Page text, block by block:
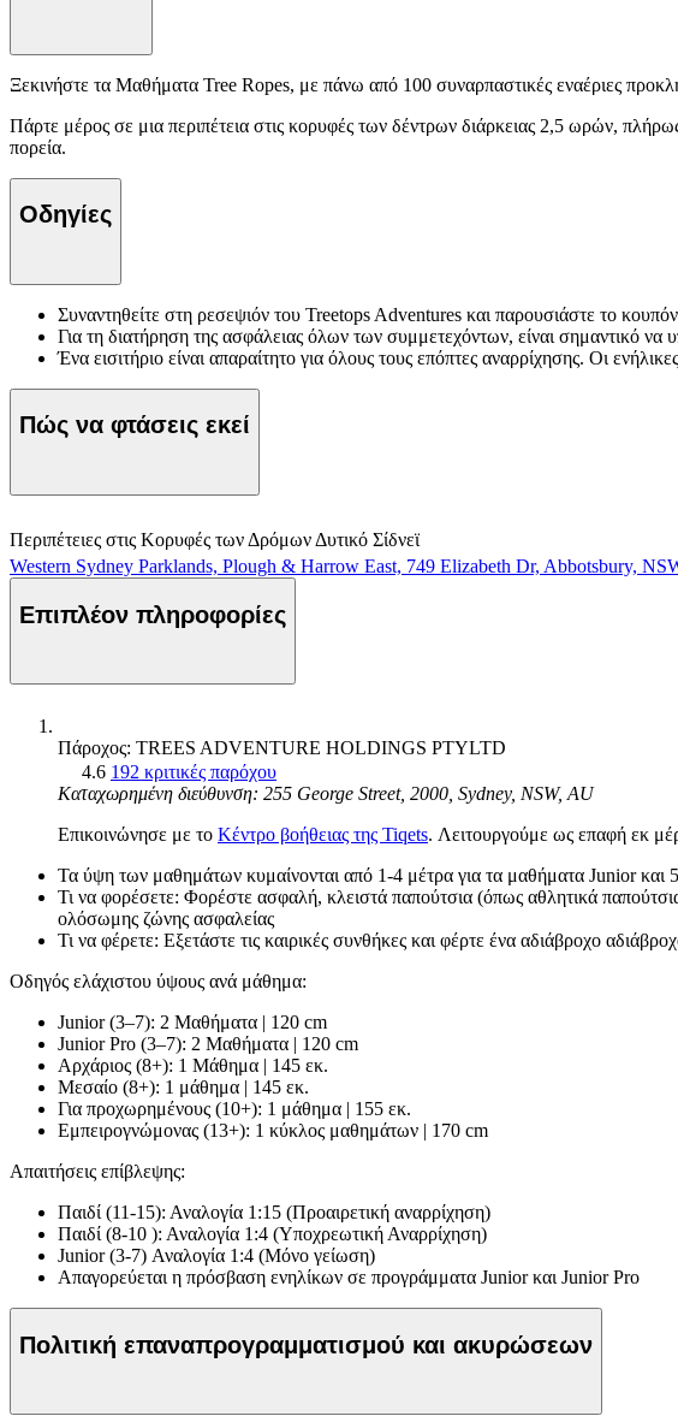
Ξεκινήστε τα Μαθήματα Tree Ropes, με πάνω από 100 συναρπαστικές εναέριες
Πάρτε μέρος σε μια περιπέτεια στις κορυφές των δέντρων διάρκειας 2,5 ωρών,
πορεία.
Οδηγίες
Συναντηθείτε στη ρεσεψιόν του Treetops Adventures και παρουσιάστε το
Για τη διατήρηση της ασφάλειας όλων των συμμετεχόντων, είναι σημαντικό να
Ένα εισιτήριο είναι απαραίτητο για όλους τους επόπτες αναρρίχησης. Οι
Πώς να φτάσεις εκεί
Περιπέτειες στις Κορυφές των Δρόμων Δυτικό Σίδνεϊ
Western Sydney Parklands, Plough & Harrow East, 749 Elizabeth Dr, Abbotsbury,
Επιπλέον πληροφορίες
Πάροχος: TREES ADVENTURE HOLDINGS PTYLTD
4.6 192 κριτικές παρόχου
Καταχωρημένη διεύθυνση: 255 George Street, 2000, Sydney, NSW, AU
Επικοινώνησε με το Κέντρο βοήθειας της Tiqets. Λειτουργούμε ως επαφή εκ
Τα ύψη των μαθημάτων κυμαίνονται από 1-4 μέτρα για τα μαθήματα Junior και
Τι να φορέσετε: Φορέστε ασφαλή, κλειστά παπούτσια (όπως αθλητικά
ολόσωμης ζώνης ασφαλείας
Τι να φέρετε: Εξετάστε τις καιρικές συνθήκες και φέρτε ένα αδιάβροχο
Οδηγός ελάχιστου ύψους ανά μάθημα:
Junior (3–7): 2 Μαθήματα | 120 cm
Junior Pro (3–7): 2 Μαθήματα | 120 cm
Αρχάριος (8+): 1 Μάθημα | 145 εκ.
Μεσαίο (8+): 1 μάθημα | 145 εκ.
Για προχωρημένους (10+): 1 μάθημα | 155 εκ.
Εμπειρογνώμονας (13+): 1 κύκλος μαθημάτων | 170 cm
Απαιτήσεις επίβλεψης:
Παιδί (11-15): Αναλογία 1:15 (Προαιρετική αναρρίχηση)
Παιδί (8-10 ): Αναλογία 1:4 (Υποχρεωτική Αναρρίχηση)
Junior (3-7) Αναλογία 1:4 (Μόνο γείωση)
Απαγορεύεται η πρόσβαση ενηλίκων σε προγράμματα Junior και Junior Pro
Πολιτική επαναπρογραμματισμού και ακυρώσεων